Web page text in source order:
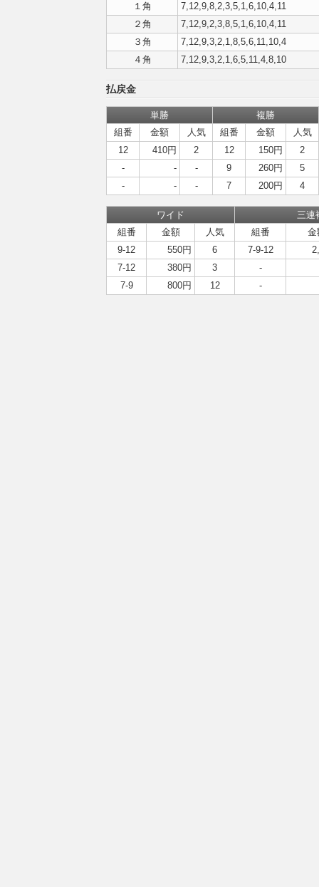
１角
7,12,9,8,2,3,5,1,6,10,4,11
２角
7,12,9,2,3,8,5,1,6,10,4,11
３角
7,12,9,3,2,1,8,5,6,11,10,4
４角
7,12,9,3,2,1,6,5,11,4,8,10
払戻金
単勝
複勝
組番
金額 人気 組番 金額
人気
12
410円 2 12 150円
2
-
- - 9 260円
5
-
- - 7 200円 4
ワイド
三連
組番
金額 人気 組番
金
9-12
550円 6 7-9-12
7-12
380円 3
-
7-9
800円 12 -